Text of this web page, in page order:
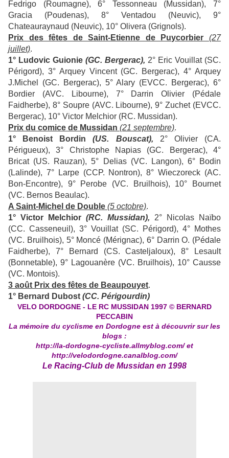
Fedrigo (Roumagne), 6° Tessonneau (Mussidan), 7°
Gracia (Poudenas), 8° Ventadou (Neuvic), 9°
Chateauraynaud (Neuvic), 10° Olivera (Grignols).
Prix des fêtes de Saint-Etienne de Puycorbier (27
juillet).
1° Ludovic Guionie (GC. Bergerac), 2° Eric Vouillat (SC.
Périgord), 3° Arquey Vincent (GC. Bergerac), 4° Arquey
J.Michel (GC. Bergerac), 5° Alary (EVCC. Bergerac), 6°
Bordier (AVC. Libourne), 7° Darrin Olivier (Pédale
Faidherbe), 8° Soupre (AVC. Libourne), 9° Zuchet (EVCC.
Bergerac), 10° Victor Melchior (RC. Mussidan).
Prix du comice de Mussidan (21 septembre).
1° Benoist Bordin(US. Bouscat), 2° Olivier (CA.
Périgueux), 3° Christophe Napias (GC. Bergerac), 4°
Bricat (US. Rauzan), 5° Delias (VC. Langon), 6° Bodin
(Lalinde), 7° Larpe (CCP. Nontron), 8° Wieczoreck (AC.
Bon-Encontre), 9° Perobe (VC. Bruilhois), 10° Bournet
(VC. Bernos Beaulac).
A Saint-Michel de Double (5 octobre).
1° Victor Melchior (RC. Mussidan), 2° Nicolas Naïbo
(CC. Casseneuil), 3° Vouillat (SC. Périgord), 4° Mothes
(VC. Bruilhois), 5° Moncé (Mérignac), 6° Darrin O. (Pédale
Faidherbe), 7° Bernard (CS. Casteljaloux), 8° Lesault
(Bonnetable), 9° Lagouanère (VC. Bruilhois), 10° Causse
(VC. Montois).
3 août Prix des fêtes de Beaupouyet.
1° Bernard Dubost (CC. Périgourdin)
VELO DORDOGNE - LE RC MUSSIDAN 1997 © BERNARD
PECCABIN
La mémoire du cyclisme en Dordogne est à découvrir sur les
blogs :
http://la-dordogne-cycliste.allmyblog.com/et
http://velodordogne.canalblog.com/
Le Racing-Club de Mussidan en 1998